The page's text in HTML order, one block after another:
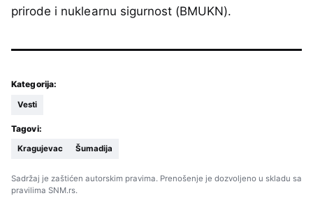
prirode i nuklearnu sigurnost (BMUKN).
Kategorija:
Vesti
Tagovi:
Kragujevac Šumadija
Sadržaj je zaštićen autorskim pravima. Prenošenje je dozvoljeno u skladu sa
pravilima SNM.rs.